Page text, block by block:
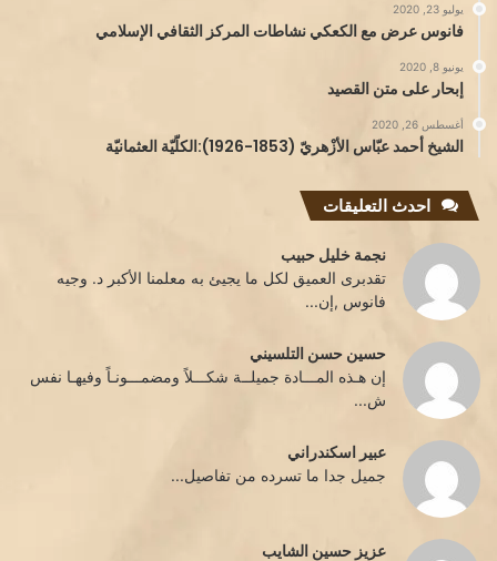
يوليو 23, 2020
فانوس عرض مع الكعكي نشاطات المركز الثقافي الإسلامي
يونيو 8, 2020
إبحار على متن القصيد
أغسطس 26, 2020
الشيخ أحمد عبّاس الأزْهريّ (1853-1926):الكلّيّة العثمانيّة
احدث التعليقات
نجمة خليل حبيب
تقدبرى العميق لكل ما يجيئ به معلمنا الأكبر د. وجيه
فانوس ,إن...
حسين حسن التلسيني
إن هـذه المـــادة جميلــة شكـــلاً ومضمـــونـاً وفيهـا نفس
ش...
عبير اسكندراني
جميل جدا ما تسرده من تفاصيل...
عزيز حسين الشايب